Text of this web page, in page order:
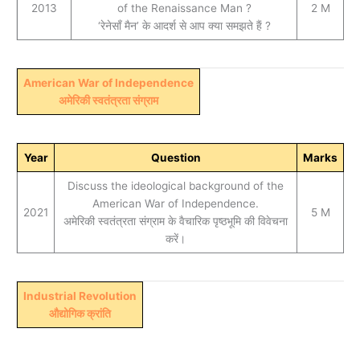
2013
of the Renaissance Man ?
‘रेनेसाँ मैन’ के आदर्श से आप क्‍या समझते हैं ?
2 M
American War of Independence​
अमेरिकी स्वतंत्रता संग्राम
Year Question Marks
2021
Discuss the ideological background of the
American War of Independence.
अमेरिकी स्वतंत्रता संग्राम के वैचारिक पृष्ठभूमि की विवेचना
करें।
5 M
Industrial Revolution
औद्योगिक क्रांति